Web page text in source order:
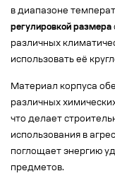
в диапазоне
регулировкой размера
различных
использовать её
Материал корпуса
различных
что делает
использования в
поглощает энергию
предметов.